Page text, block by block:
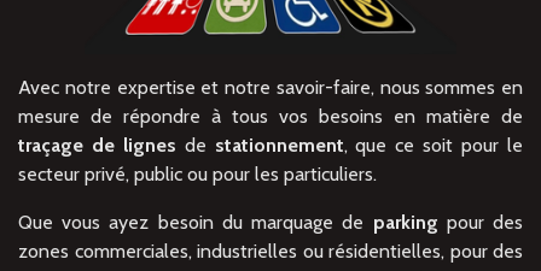
Avec notre expertise et notre savoir-faire, nous sommes en
mesure de répondre à tous vos besoins en matière de
traçage de lignes de stationnement, que ce soit pour le
secteur privé, public ou pour les particuliers.
Que vous ayez besoin du marquage de parking pour des
zones commerciales, industrielles ou résidentielles, pour des